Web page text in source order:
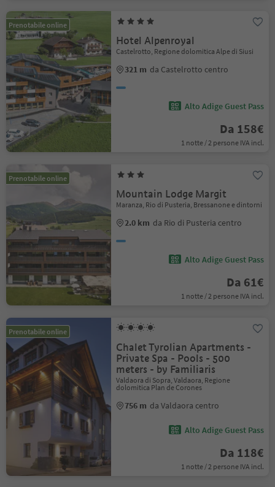
Prenotabile online
Hotel Alpenroyal
Castelrotto, Regione dolomitica Alpe di Siusi
321 m da Castelrotto centro
Alto Adige Guest Pass
Da 158€
1 notte / 2 persone IVA incl.
Prenotabile online
Mountain Lodge Margit
Maranza, Rio di Pusteria, Bressanone e dintorni
2.0 km da Rio di Pusteria centro
Alto Adige Guest Pass
Da 61€
1 notte / 2 persone IVA incl.
Prenotabile online
Chalet Tyrolian Apartments -
Private Spa - Pools - 500
meters - by Familiaris
Valdaora di Sopra, Valdaora, Regione
dolomitica Plan de Corones
756 m da Valdaora centro
Alto Adige Guest Pass
Da 118€
1 notte / 2 persone IVA incl.